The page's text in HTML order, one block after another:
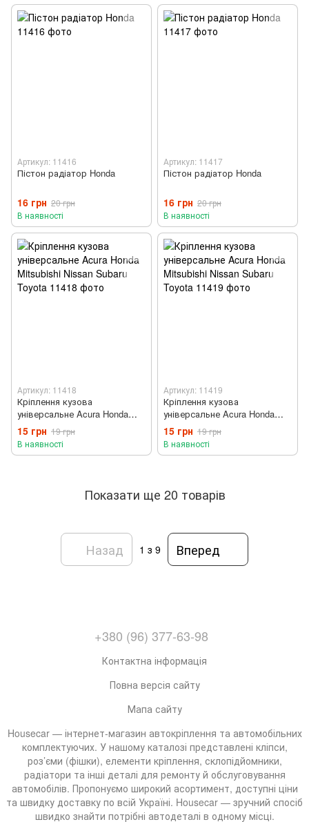
Артикул: 11416
Пістон радіатор Honda
16 грн 20 грн
В наявності
Артикул: 11417
Пістон радіатор Honda
16 грн 20 грн
В наявності
Артикул: 11418
Кріплення кузова
універсальне Acura Honda
Mitsubishi Nissan Subaru
Toyota
15 грн 19 грн
В наявності
Артикул: 11419
Кріплення кузова
універсальне Acura Honda
Mitsubishi Nissan Subaru
Toyota
15 грн 19 грн
В наявності
Показати ще 20 товарів
Назад 1 з 9 Вперед
+380 (96) 377-63-98
Контактна інформація
Повна версія сайту
Мапа сайту
Housecar — інтернет-магазин автокріплення та автомобільних
комплектуючих. У нашому каталозі представлені кліпси,
роз’єми (фішки), елементи кріплення, склопідйомники,
радіатори та інші деталі для ремонту й обслуговування
автомобілів. Пропонуємо широкий асортимент, доступні ціни
та швидку доставку по всій Україні. Housecar — зручний спосіб
швидко знайти потрібні автодеталі в одному місці.